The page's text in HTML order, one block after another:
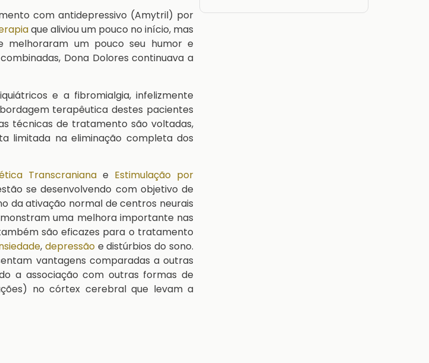
com antidepressivo (Amytril) por
que aliviou um pouco no início, mas
melhoraram um pouco seu humor e
Dona Dolores continuava a
e a fibromialgia, infelizmente
terapêutica destes pacientes
técnicas de tratamento são voltadas,
limitada na eliminação completa dos
Transcranianae Estimulação por
se desenvolvendo com objetivo de
da ativação normal de centros neurais
uma melhora importante nas
são eficazes para o tratamento
, depressãoe distúrbios do sono.
vantagens comparadas a outras
a associação com outras formas de
no córtex cerebral que levam a